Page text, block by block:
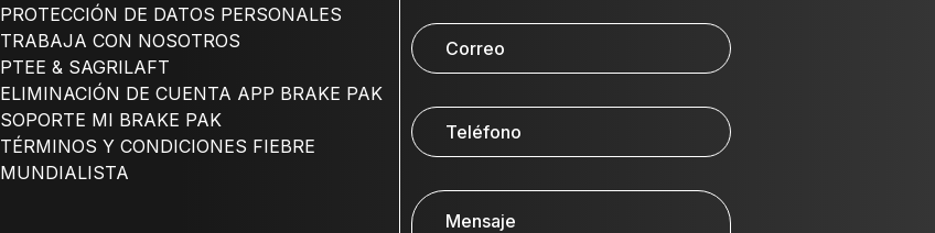
PROTECCIÓN DE DATOS PERSONALES
TRABAJA CON NOSOTROS
PTEE & SAGRILAFT
ELIMINACIÓN DE CUENTA APP BRAKE PAK
SOPORTE MI BRAKE PAK
TÉRMINOS Y CONDICIONES FIEBRE
MUNDIALISTA